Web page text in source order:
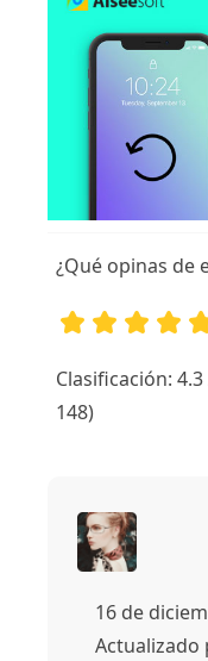
¿Qué opinas de
Clasificación:
148)
16 de
Actualizado